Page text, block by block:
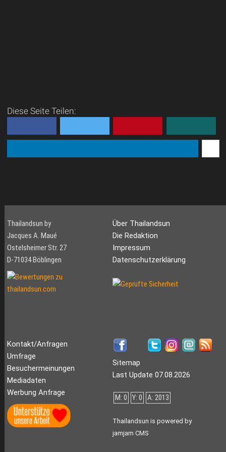
Diese Seite Teilen:
Thailandsun by
Jacques A. Maué
Ostelsheimer Str. 27
D-71034 Böblingen
Über Thailandsun
Die Redaktion
Impressum
Datenschutzerklärung
Kontakt/Anfragen
Umfrage
Besuchermeinungen
Mediadaten
Werbung Anfrage
Sitemap
Last Update 07.08.2026
M: 0 Y: 0 A: 2013
Thailandsun is powered by
jamjam CMS